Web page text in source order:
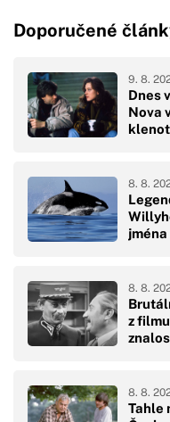
Doporučené
Dnes
Nova
9. 8.
8. 8.
z
8. 8.
Tahle
8. 8.